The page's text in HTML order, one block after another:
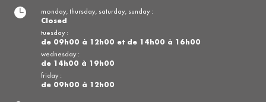
monday, thursday, saturday, sunday :
Closed
tuesday :
de 09h00 à 12h00 et de 14h00 à 16h00
wednesday :
de 14h00 à 19h00
friday :
de 09h00 à 12h00